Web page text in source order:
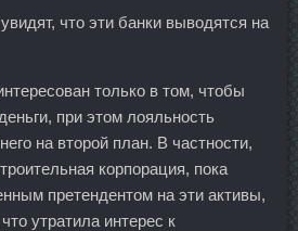
что эти банки выводятся на
только в том, чтобы
при этом лояльность
на второй план. В частности,
корпорация, пока
претендентом на эти активы,
утратила интерес к